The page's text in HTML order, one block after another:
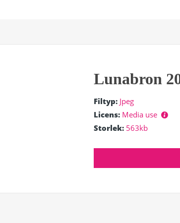
Lunabron
Filtyp: Jpeg
Licens: Media use
Storlek: 563kb